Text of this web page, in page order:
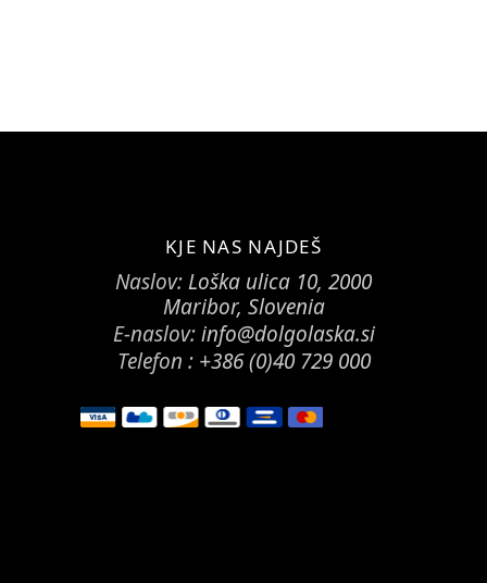
KJE NAS NAJDEŠ
Naslov:Loška ulica 10, 2000
Maribor, Slovenia
E-naslov:info@dolgolaska.si
Telefon : +386 (0)40 729 000